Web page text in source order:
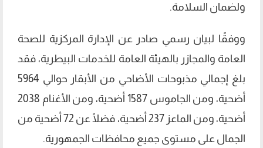
ولضمان السلامة.
ووفقًا لبيان رسمي صادر عن الإدارة المركزية للصحة
العامة والمجازر بالهيئة العامة للخدمات البيطرية، فقد
بلغ إجمالي مذبوحات الأضاحي من الأبقار حوالي 5964
أضحية، ومن الجاموس 1587 أضحية، ومن الأغنام 2038
أضحية، ومن الماعز 237 أضحية، فضلًا عن 72 أضحية من
الجمال على مستوى جميع محافظات الجمهورية.